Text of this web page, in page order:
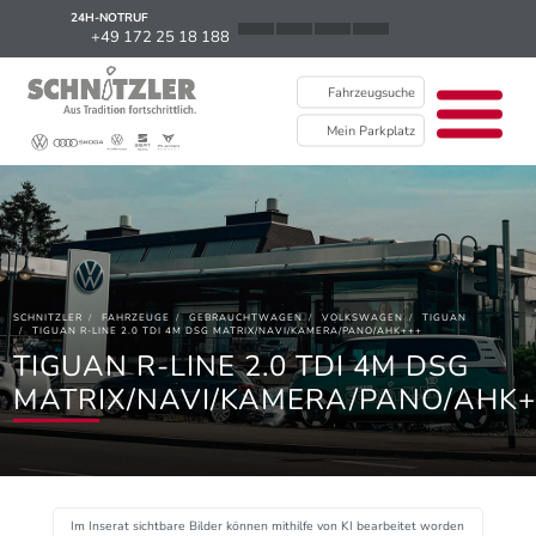
24H-NOTRUF
+49 172 25 18 188
Fahrzeugsuche
Mein Parkplatz
News
Kontakt / Standorte
Über uns
Newsletter
EU Data Act
SCHNITZLER FAHRZEUGE GEBRAUCHTWAGEN VOLKSWAGEN
TIGUAN
TIGUAN R-LINE 2.0 TDI 4M DSG MATRIX/NAVI/KAMERA/PANO/AHK+++
TIGUAN R-LINE 2.0 TDI 4M DSG
MATRIX/NAVI/KAMERA/PANO/
Im Inserat sichtbare Bilder können mithilfe von KI bearbeitet worden